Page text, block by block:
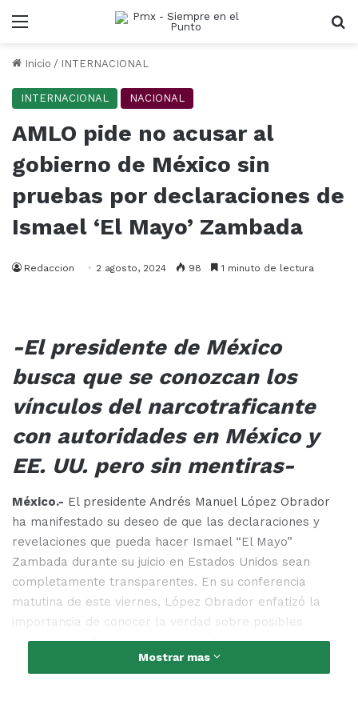
Menu
Inicio / INTERNACIONAL
INTERNACIONAL NACIONAL
AMLO pide no acusar al
gobierno de México sin
pruebas por declaraciones de
Ismael ‘El Mayo’ Zambada
Redaccion 2 agosto, 2024 98 1 minuto de lectura
-El presidente de México
busca que se conozcan los
vínculos del narcotraficante
con autoridades en México y
EE. UU. pero sin mentiras-
México.- El presidente Andrés Manuel López Obrador
ha manifestado su deseo de que las declaraciones y
revelaciones que pueda hacer Ismael “El Mayo”
Zambada durante su juicio en Estados Unidos sean
completamente transparentes. En su conferencia
matutina de este viernes, López Obrador enfatizó la
importancia de conocer la verdad sobre posibles
asociaciones delictuosas tanto en México como en
Mostrar mas